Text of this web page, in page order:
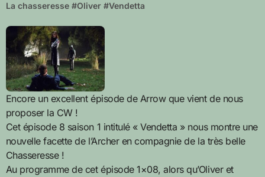
La chasseresse #Oliver #Vendetta
Encore un excellent épisode de Arrow que vient de nous
proposer la CW !
Cet épisode 8 saison 1 intitulé « Vendetta » nous montre une
nouvelle facette de l’Archer en compagnie de la très belle
Chasseresse !
Au programme de cet épisode 1×08, alors qu’Oliver et